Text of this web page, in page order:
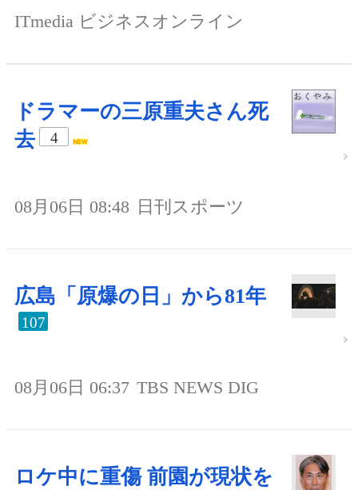
ITmedia ビジネスオンライン
ドラマーの三原重夫さん死
去
4
08月06日 08:48 日刊スポーツ
広島「原爆の日」から81年
107
08月06日 06:37 TBS NEWS DIG
ロケ中に重傷 前園が現状を